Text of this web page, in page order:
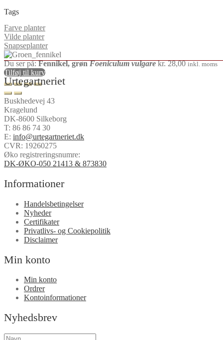
Tags
Farve planter
Vilde planter
Snapseplanter
Urtegartneriet
Buskhedevej 43
Kragelund
DK-8600 Silkeborg
T: 86 86 74 30
E: info@urtegartneriet.dk
CVR: 19260275
Øko registreringsnumre:
DK-ØKO-050 21413 & 873830
Informationer
Handelsbetingelser
Nyheder
Certifikater
Privatlivs- og Cookiepolitik
Disclaimer
Min konto
Min konto
Ordrer
Kontoinformationer
Nyhedsbrev
Du ser på:Fennikel, grønFoeniculum vulgare kr.28,00 inkl. moms
Tilføj til kurv